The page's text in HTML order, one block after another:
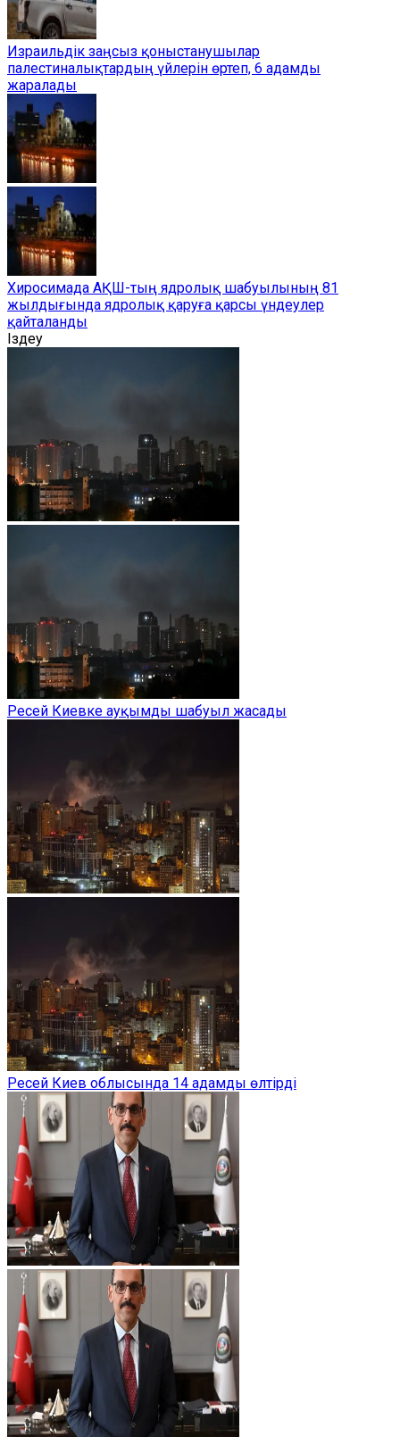
Израильдік заңсыз қоныстанушылар
палестиналықтардың үйлерін өртеп, 6 адамды
жаралады
Хиросимада АҚШ-тың ядролық шабуылының 81
жылдығында ядролық қаруға қарсы үндеулер
қайталанды
Іздеу
Ресей Киевке ауқымды шабуыл жасады
Ресей Киев облысында 14 адамды өлтірді